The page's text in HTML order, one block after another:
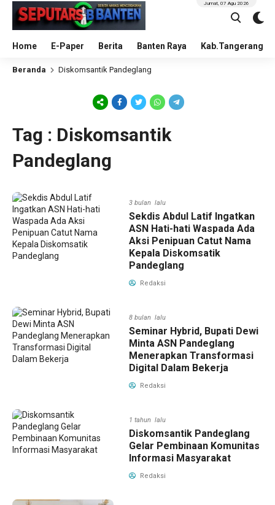
Home E-Paper Berita Banten Raya Kab.Tangerang
Jumat, 07 Agu 2026
Beranda Diskomsantik Pandeglang
Tag : Diskomsantik
Pandeglang
3 bulan lalu
Sekdis Abdul Latif Ingatkan
ASN Hati-hati Waspada Ada
Aksi Penipuan Catut Nama
Kepala Diskomsatik
Pandeglang
Redaksi
8 bulan lalu
Seminar Hybrid, Bupati Dewi
Minta ASN Pandeglang
Menerapkan Transformasi
Digital Dalam Bekerja
Redaksi
1 tahun lalu
Diskomsantik Pandeglang
Gelar Pembinaan Komunitas
Informasi Masyarakat
Redaksi